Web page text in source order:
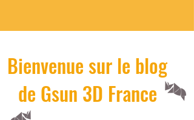
Bienvenue sur le blog
de Gsun 3D France